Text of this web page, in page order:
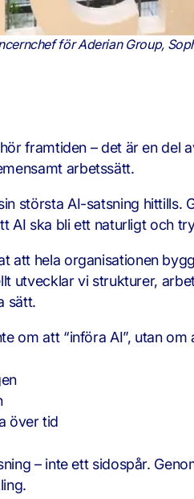
för Aderian Group,
framtiden – det är en
arbetssätt.
största AI-satsning
AI ska bli ett naturligt och
att hela organisationen
utvecklar vi strukturer,
sätt.
om att “införa AI”, utan om
över tid
– inte ett sidospår.